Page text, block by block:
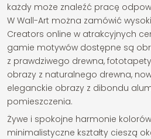
każdy może znaleźć pracę
W Wall-Art można zamówić
Creators online w atrakcyjnych
gamie motywów dostępne są
z prawdziwego drewna,
obrazy z naturalnego drewna,
eleganckie obrazy z dibondu
pomieszczenia.
Żywe i spokojne harmonie
minimalistyczne kształty cieszą